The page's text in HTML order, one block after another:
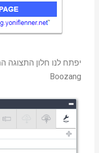
יפתח לנו חלון התצוגה
Boozang